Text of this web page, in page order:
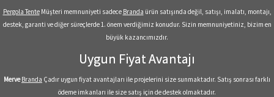
Pergola TenteMüşteri memnuniyeti sadece Branda ürün satışında değil, satışı, imalatı, montajı,
destek, garanti ve diğer süreçlerde 1. önem verdiğimiz konudur. Sizin memnuniyetiniz, bizim en
büyük kazancımızdır.
Uygun Fiyat Avantajı
Merve Branda Çadır uygun fiyat avantajları ile projelerini size sunmaktadır. Satış sonrası farklı
ödeme imkanları ile size satış için de destek olmaktadır.